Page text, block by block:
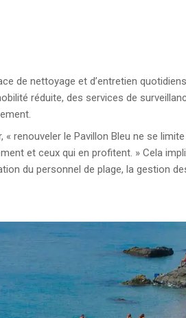
de nettoyage et d’entretien
réduite, des services de
renouveler le Pavillon Bleu ne se
et ceux qui en profitent. » Cela
du personnel de plage, la gestion